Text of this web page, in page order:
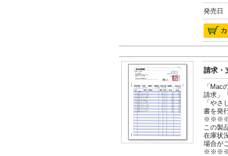
発売日
請求・
「Mac
請求」
「や
書を発
この製
在庫状
場合が